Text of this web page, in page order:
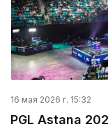
16 мая 2026 г. 15:32
PGL Astana